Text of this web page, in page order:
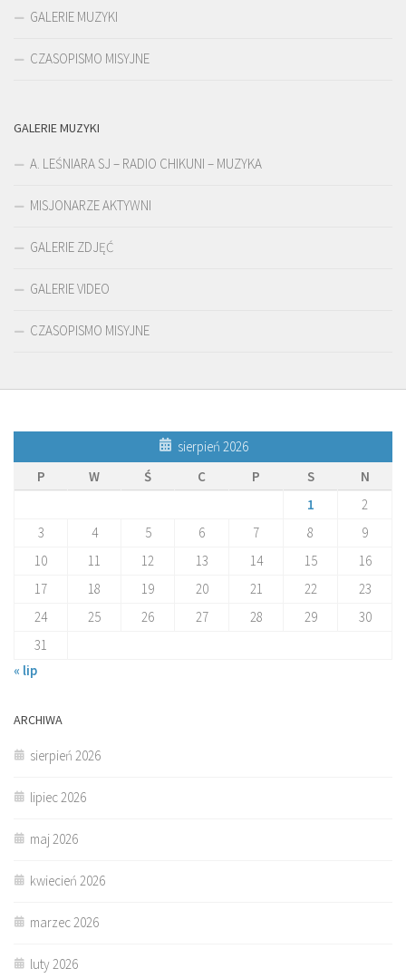
GALERIE MUZYKI
CZASOPISMO MISYJNE
GALERIE MUZYKI
A. LEŚNIARA SJ – RADIO CHIKUNI – MUZYKA
MISJONARZE AKTYWNI
GALERIE ZDJĘĆ
GALERIE VIDEO
CZASOPISMO MISYJNE
sierpień 2026
P
W Ś C P S
N
1
2
3
4 5 6 7 8
9
10
11 12 13 14 15
16
17
18 19 20 21 22
23
24
25 26 27 28 29
30
31
« lip
ARCHIWA
sierpień 2026
lipiec 2026
maj 2026
kwiecień 2026
marzec 2026
luty 2026